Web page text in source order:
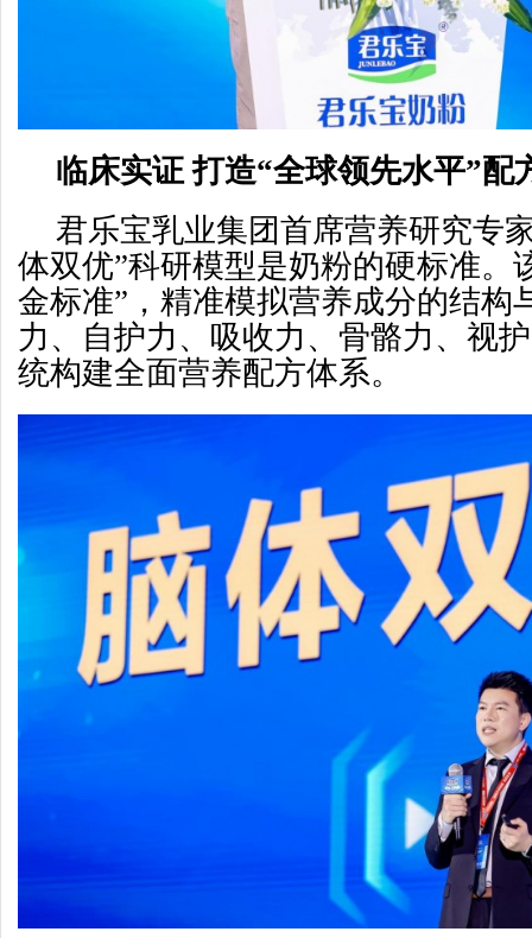
临床实证打造“全球领先水平”配
君乐宝乳业集团首席营养研究专
体双优”科研模型是奶粉的硬标准。
金标准”，精准模拟营养成分的结构
力、自护力、吸收力、骨骼力、视
统构建全面营养配方体系。